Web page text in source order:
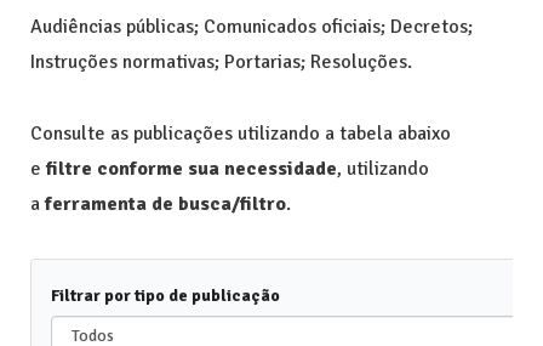
Audiências públicas; Comunicados oficiais; Decretos;
Instruções normativas; Portarias; Resoluções.
Consulte as publicações utilizando a tabela abaixo
efiltre conforme sua necessidade, utilizando
aferramenta de busca/filtro.
Filtrar por tipo de publicação
Todos